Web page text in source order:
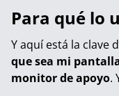
Para qué lo
Y aquí está la clave
que sea mi
monitor de apoyo.